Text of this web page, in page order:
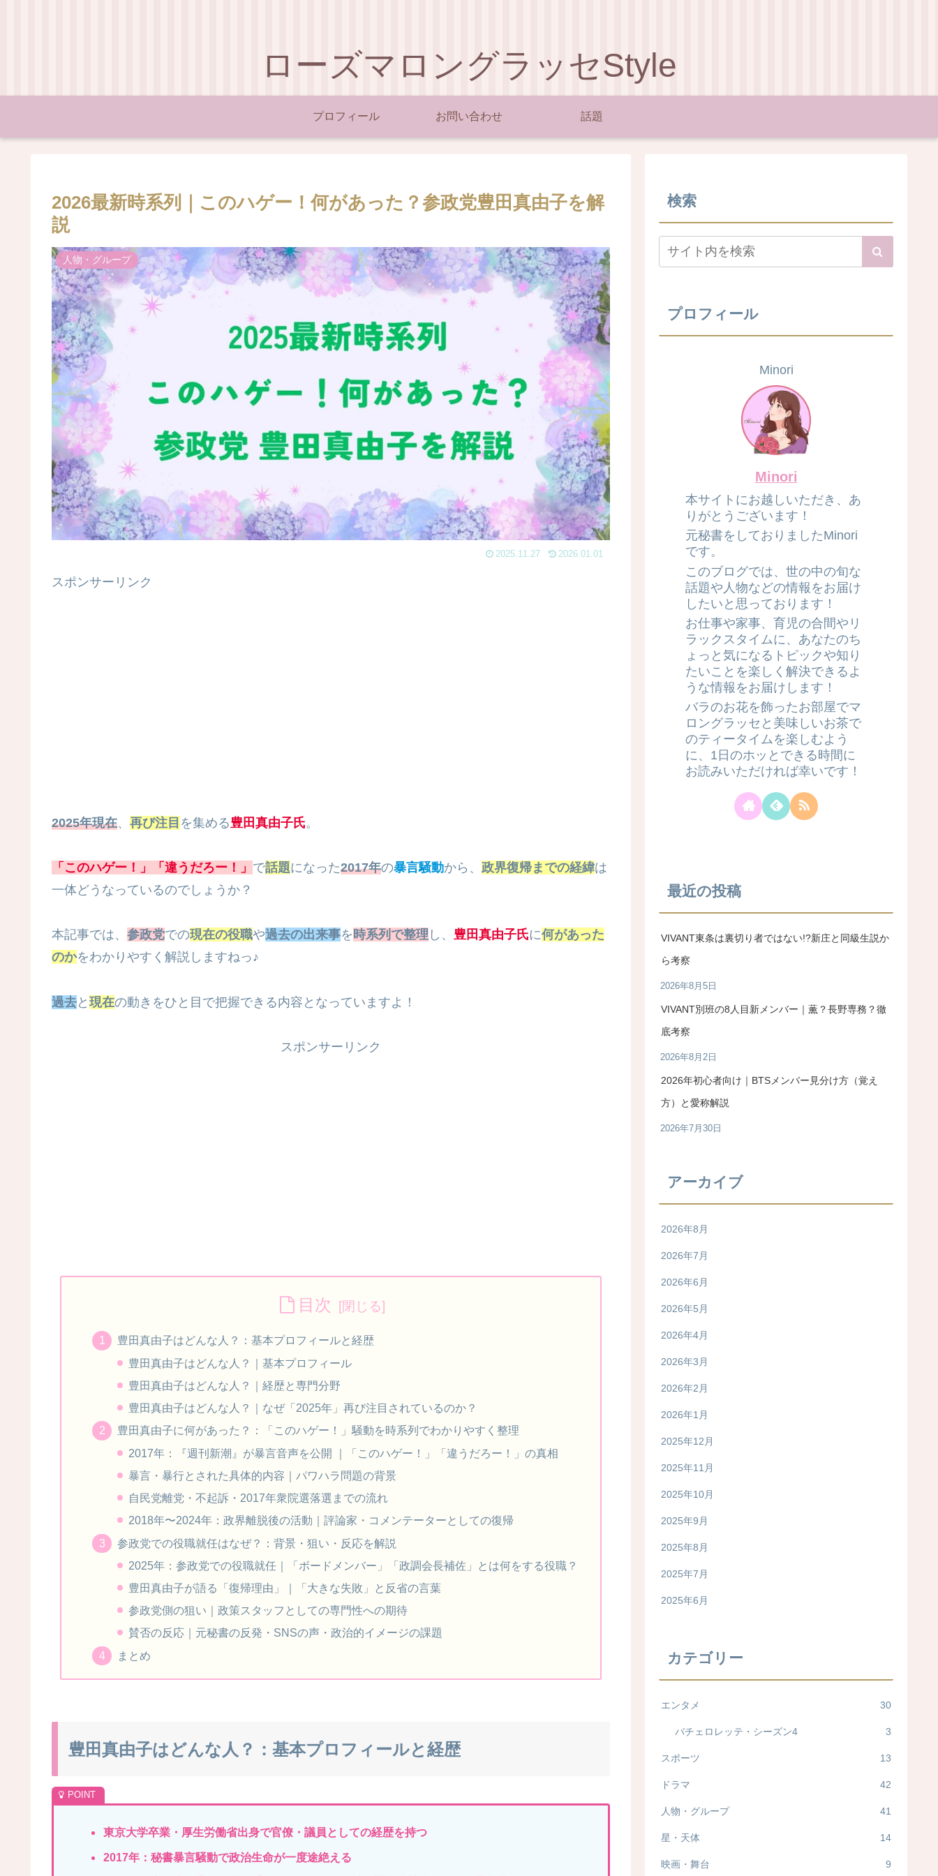
ローズマロングラッセStyle
プロフィール お問い合わせ 話題
2026最新時系列｜このハゲー！何があった？参政党豊田真由子を解
説
人物・グループ
2025.11.27 2026.01.01
スポンサーリンク
2025年現在、 再び注目 を集める豊田真由子氏。
「このハゲー！」「違うだろー！」 で話題になった2017年の暴言騒動から、 政界復帰までの経緯は
一体どうなっているのでしょうか？
本記事では、 参政党での現在の役職や過去の出来事を時系列で整理 し、 豊田真由子氏に何があった
のかをわかりやすく解説しますねっ♪
過去と 現在の動きをひと目で把握できる内容となっていますよ！
スポンサーリンク
目次
豊田真由子はどんな人？：基本プロフィールと経歴
豊田真由子はどんな人？｜基本プロフィール
豊田真由子はどんな人？｜経歴と専門分野
豊田真由子はどんな人？｜なぜ「2025年」再び注目されているのか？
豊田真由子に何があった？：「このハゲー！」騒動を時系列でわかりやすく整理
2017年：『週刊新潮』が暴言音声を公開 ｜「このハゲー！」「違うだろー！」の真相
暴言・暴行とされた具体的内容｜パワハラ問題の背景
自民党離党・不起訴・2017年衆院選落選までの流れ
2018年〜2024年：政界離脱後の活動｜評論家・コメンテーターとしての復帰
参政党での役職就任はなぜ？：背景・狙い・反応を解説
2025年：参政党での役職就任｜「ボードメンバー」「政調会長補佐」とは何をする役職？
豊田真由子が語る「復帰理由」｜「大きな失敗」と反省の言葉
参政党側の狙い｜政策スタッフとしての専門性への期待
賛否の反応｜元秘書の反発・SNSの声・政治的イメージの課題
まとめ
豊田真由子はどんな人？：基本プロフィールと経歴
東京大学卒業・厚生労働省出身で官僚・議員としての経歴を持つ
2017年：秘書暴言騒動で政治生命が一度途絶える
検索
プロフィール
Minori
Minori
本サイトにお越しいただき、あ
りがとうございます！
元秘書をしておりましたMinori
です。
このブログでは、世の中の旬な
話題や人物などの情報をお届け
したいと思っております！
お仕事や家事、育児の合間やリ
ラックスタイムに、あなたのち
ょっと気になるトピックや知り
たいことを楽しく解決できるよ
うな情報をお届けします！
バラのお花を飾ったお部屋でマ
ロングラッセと美味しいお茶で
のティータイムを楽しむよう
に、1日のホッとできる時間に
お読みいただければ幸いです！
最近の投稿
VIVANT東条は裏切り者ではない!?新庄と同級生説か
ら考察
2026年8月5日
VIVANT別班の8人目新メンバー｜薫？長野専務？徹
底考察
2026年8月2日
2026年初心者向け｜BTSメンバー見分け方（覚え
方）と愛称解説
2026年7月30日
アーカイブ
2026年8月
2026年7月
2026年6月
2026年5月
2026年4月
2026年3月
2026年2月
2026年1月
2025年12月
2025年11月
2025年10月
2025年9月
2025年8月
2025年7月
2025年6月
カテゴリー
エンタメ 30
バチェロレッテ・シーズン4 3
スポーツ 13
ドラマ 42
人物・グループ 41
星・天体 14
映画・舞台 9